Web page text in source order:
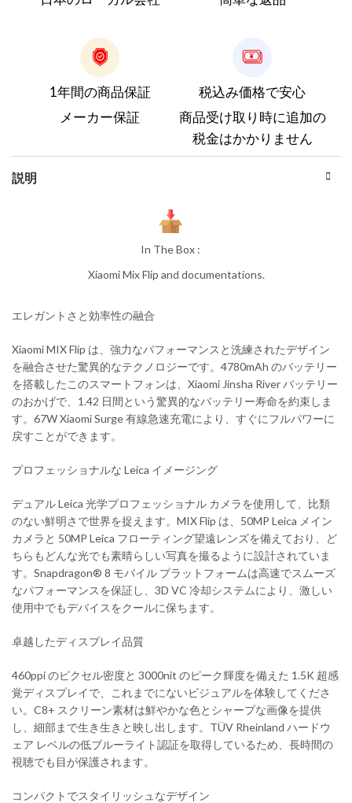
1年間の商品保証
メーカー保証
税込み価格で安心
商品受け取り時に追加の
税金はかかりません
説明
In The Box :
Xiaomi Mix Flip and documentations.
エレガントさと効率性の融合
Xiaomi MIX Flip は、強力なパフォーマンスと洗練されたデザイン
を融合させた驚異的なテクノロジーです。4780mAh のバッテリー
を搭載したこのスマートフォンは、Xiaomi Jinsha River バッテリー
のおかげで、1.42 日間という驚異的なバッテリー寿命を約束しま
す。67W Xiaomi Surge 有線急速充電により、すぐにフルパワーに
戻すことができます。
プロフェッショナルな Leica イメージング
デュアル Leica 光学プロフェッショナル カメラを使用して、比類
のない鮮明さで世界を捉えます。MIX Flip は、50MP Leica メイン
カメラと 50MP Leica フローティング望遠レンズを備えており、ど
ちらもどんな光でも素晴らしい写真を撮るように設計されていま
す。Snapdragon® 8 モバイル プラットフォームは高速でスムーズ
なパフォーマンスを保証し、3D VC 冷却システムにより、激しい
使用中でもデバイスをクールに保ちます。
卓越したディスプレイ品質
460ppi のピクセル密度と 3000nit のピーク輝度を備えた 1.5K 超感
覚ディスプレイで、これまでにないビジュアルを体験してくださ
い。C8+ スクリーン素材は鮮やかな色とシャープな画像を提供
し、細部まで生き生きと映し出します。TÜV Rheinland ハードウ
ェア レベルの低ブルーライト認証を取得しているため、長時間の
視聴でも目が保護されます。
コンパクトでスタイリッシュなデザイン